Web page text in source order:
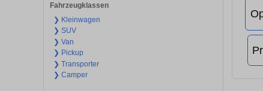
Fahrzeugklassen
❯ Kleinwagen
❯ SUV
❯ Van
❯ Pickup
❯ Transporter
❯ Camper